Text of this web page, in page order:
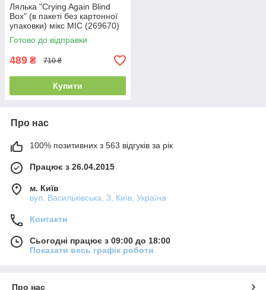
Лялька "Crying Again Blind
Box" (в пакеті без картонної
упаковки) мікс MIC (269670)
Готово до відправки
489 ₴ 710 ₴
Купити
Про нас
100% позитивних з 563 відгуків за рік
Працює з 26.04.2015
м. Київ
вул. Васильківська, 3, Київ, Україна
Контакти
Сьогодні працює з 09:00 до 18:00
Показати весь графік роботи
Про нас